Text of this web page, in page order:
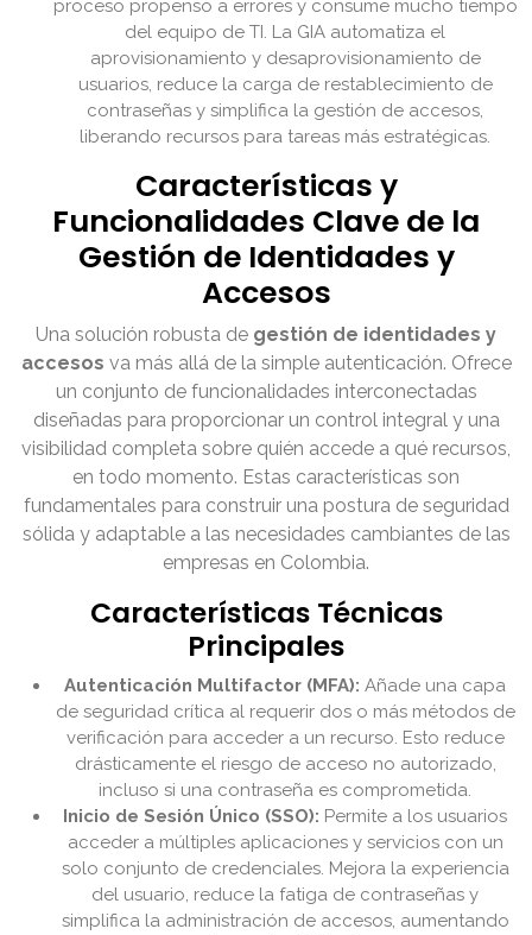
proceso propenso a errores y consume mucho tiempo
del equipo de TI. La GIA automatiza el
aprovisionamiento y desaprovisionamiento de
usuarios, reduce la carga de restablecimiento de
contraseñas y simplifica la gestión de accesos,
liberando recursos para tareas más estratégicas.
Características y
Funcionalidades Clave de la
Gestión de Identidades y
Accesos
Una solución robusta de gestión de identidades y
accesos va más allá de la simple autenticación. Ofrece
un conjunto de funcionalidades interconectadas
diseñadas para proporcionar un control integral y una
visibilidad completa sobre quién accede a qué recursos,
en todo momento. Estas características son
fundamentales para construir una postura de seguridad
sólida y adaptable a las necesidades cambiantes de las
empresas en Colombia.
Características Técnicas
Principales
Autenticación Multifactor (MFA): Añade una capa
de seguridad crítica al requerir dos o más métodos de
verificación para acceder a un recurso. Esto reduce
drásticamente el riesgo de acceso no autorizado,
incluso si una contraseña es comprometida.
Inicio de Sesión Único (SSO): Permite a los usuarios
acceder a múltiples aplicaciones y servicios con un
solo conjunto de credenciales. Mejora la experiencia
del usuario, reduce la fatiga de contraseñas y
simplifica la administración de accesos, aumentando